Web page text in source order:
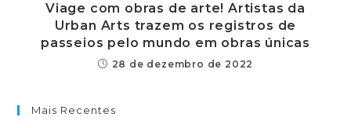
Viage com obras de arte! Artistas da
Urban Arts trazem os registros de
passeios pelo mundo em obras únicas
28 de dezembro de 2022
Mais Recentes